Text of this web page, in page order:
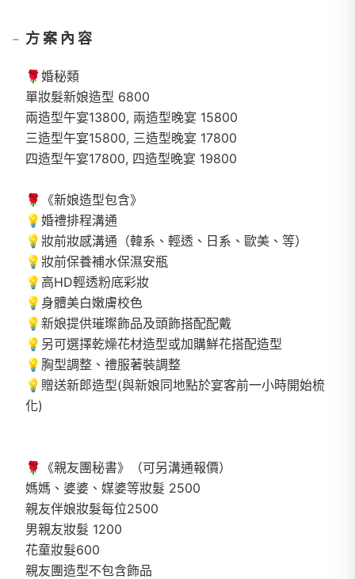
方案內容
🌹婚秘類
單妝髮新娘造型 6800
兩造型午宴13800, 兩造型晚宴 15800
三造型午宴15800, 三造型晚宴 17800
四造型午宴17800, 四造型晚宴 19800
🌹《新娘造型包含》
💡婚禮排程溝通
💡妝前妝感溝通（韓系、輕透、日系、歐美、等）
💡妝前保養補水保濕安瓶
💡高HD輕透粉底彩妝
💡身體美白嫩膚校色
💡新娘提供璀璨飾品及頭飾搭配配戴
💡另可選擇乾燥花材造型或加購鮮花搭配造型
💡胸型調整、禮服著裝調整
💡贈送新郎造型(與新娘同地點於宴客前一小時開始梳
化)
🌹《親友團秘書》（可另溝通報價）
媽媽、婆婆、媒婆等妝髮 2500
親友伴娘妝髮每位2500
男親友妝髮 1200
花童妝髮600
親友團造型不包含飾品